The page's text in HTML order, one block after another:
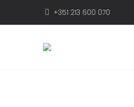
+351 213 600 070